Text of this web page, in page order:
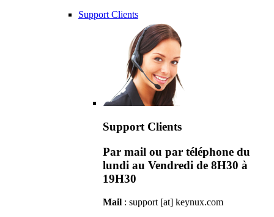
Support Clients
Support Clients
Par mail ou par téléphone du
lundi au Vendredi de 8H30 à
19H30
Mail : support [at] keynux.com